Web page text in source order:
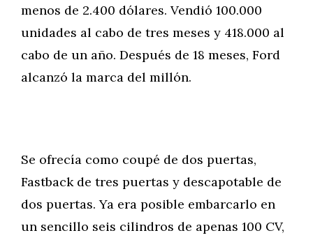
menos de 2.400 dólares. Vendió 100.000
unidades al cabo de tres meses y 418.000 al
cabo de un año. Después de 18 meses, Ford
alcanzó la marca del millón.
Se ofrecía como coupé de dos puertas,
Fastback de tres puertas y descapotable de
dos puertas. Ya era posible embarcarlo en
un sencillo seis cilindros de apenas 100 CV,